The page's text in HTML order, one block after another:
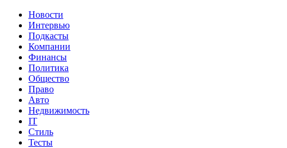
Новости
Интервью
Подкасты
Компании
Финансы
Политика
Общество
Право
Авто
Недвижимость
IT
Стиль
Тесты